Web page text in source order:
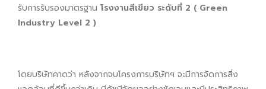
รับการรับรองมาตรฐาน โรงงานสีเขียว ระดับที่ 2 ( Green
Industry Level 2 )
โดยบริษัทคาดว่า หลังจากจบโครงการบริษัทฯ จะมีการจัดการสิ่ง